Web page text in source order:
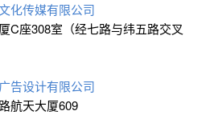
化传媒有限公司
C座308室（经七路与纬五路交叉
告设计有限公司
航天大厦609